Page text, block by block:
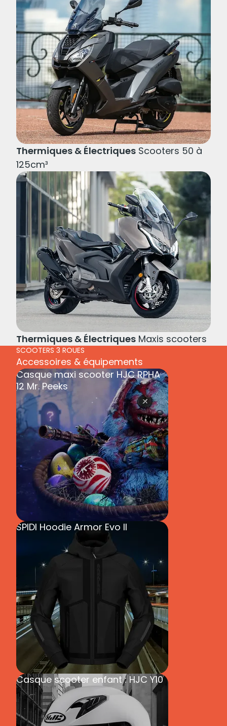
permis moto, l’univers des Maxi scooters
s’offre à vous avec des modèles à la
dynamique, au confort et à la sécurité qui
n’ont rien à envier aux motos.
Thermiques & Électriques Scooters 50 à
125cm³
Thermiques & ÉlectriquesMaxis scooters
SCOOTERS 3 ROUES
Accessoires & équipements
Casque maxi scooter HJC RPHA
12 Mr. Peeks
SPIDI Hoodie Armor Evo II